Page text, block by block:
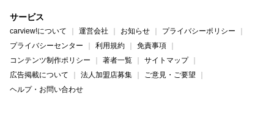
サービス
carview!について 運営会社 お知らせ
プライバシーポリシー
プライバシーセンター
利用規約
免責事項
コンテンツ制作ポリシー
著者一覧
サイトマップ
広告掲載について
法人加盟店募集
ご意見・ご要望
ヘルプ・お問い合わせ